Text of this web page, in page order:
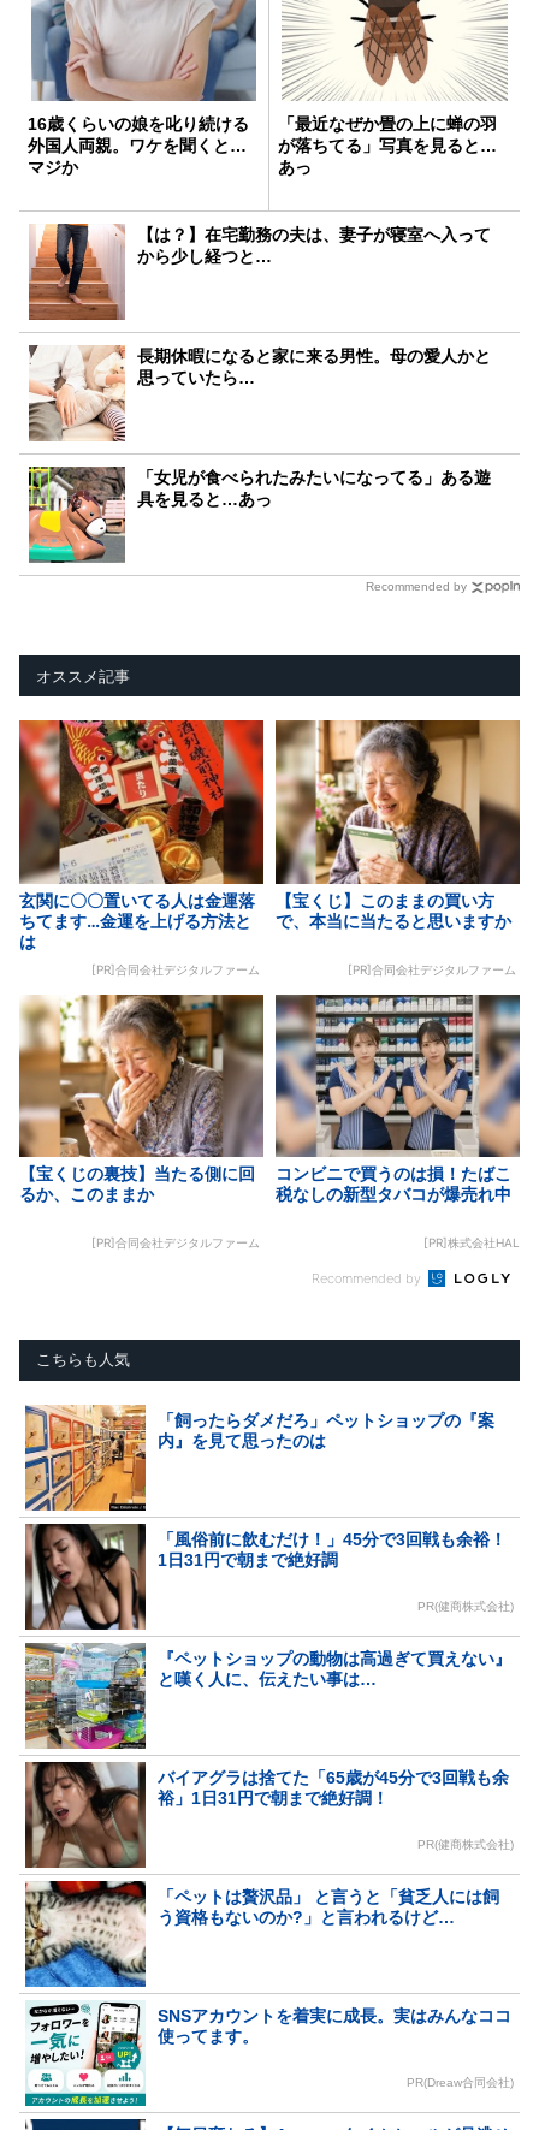
16歳くらいの娘を叱り続ける
外国人両親。ワケを聞くと…
マジか
「最近なぜか畳の上に蝉の羽
が落ちてる」写真を見ると…
あっ
【は？】在宅勤務の夫は、妻子が寝室へ入って
から少し経つと…
長期休暇になると家に来る男性。母の愛人かと
思っていたら…
「女児が食べられたみたいになってる」ある遊
具を見ると…あっ
Recommended by
オススメ記事
玄関に〇〇置いてる人は金運落
ちてます…金運を上げる方法と
は
[PR]合同会社デジタルファーム
【宝くじ】このままの買い方
で、本当に当たると思いますか
[PR]合同会社デジタルファーム
【宝くじの裏技】当たる側に回
るか、このままか
[PR]合同会社デジタルファーム
コンビニで買うのは損！たばこ
税なしの新型タバコが爆売れ中
[PR]株式会社HAL
Recommended by
こちらも人気
「飼ったらダメだろ」ペットショップの『案
内』を見て思ったのは
「風俗前に飲むだけ！」45分で3回戦も余裕！
1日31円で朝まで絶好調
PR(健商株式会社)
『ペットショップの動物は高過ぎて買えない』
と嘆く人に、伝えたい事は…
バイアグラは捨てた「65歳が45分で3回戦も余
裕」1日31円で朝まで絶好調！
PR(健商株式会社)
「ペットは贅沢品」 と言うと「貧乏人には飼
う資格もないのか?」と言われるけど…
SNSアカウントを着実に成長。実はみんなココ
使ってます。
PR(Dreaw合同会社)